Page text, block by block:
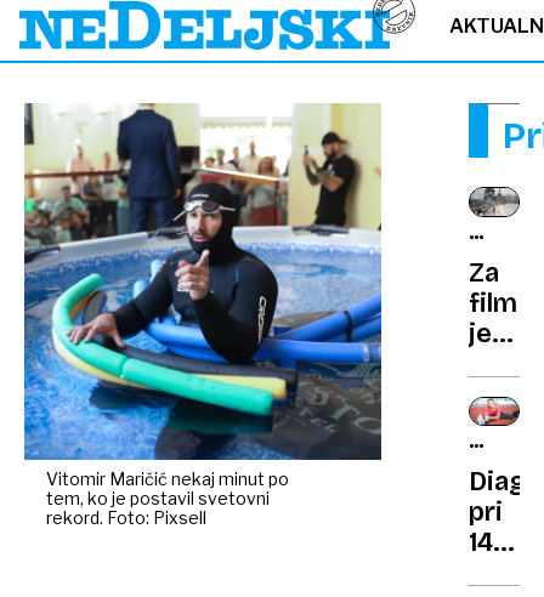
Vitomir Maričić nekaj minut po
tem, ko je postavil svetovni
rekord. Foto: Pixsell
V
FILMU
Za
film
je
celo
psa
ŠPORT
pri
14